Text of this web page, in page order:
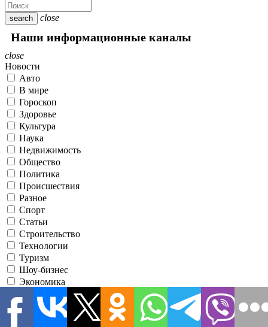
search close
Наши информационные каналы
close
Новости
Авто
В мире
Гороскоп
Здоровье
Культура
Наука
Недвижимость
Общество
Политика
Происшествия
Разное
Спорт
Статьи
Строительство
Технологии
Туризм
Шоу-бизнес
Экономика
Я принимаю условия использования●
Зарегистрировавшись, вы соглашаетесь с нашимиУсловиями